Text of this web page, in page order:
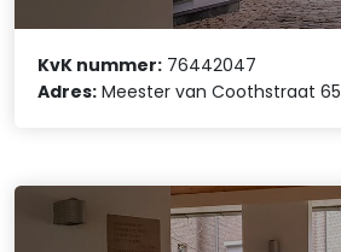
KvK nummer: 76442047
Adres: Meester van Coothstraat 65